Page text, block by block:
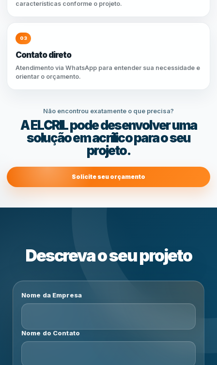
características conforme o projeto.
03
Contato direto
Atendimento via WhatsApp para entender sua necessidade e
orientar o orçamento.
Não encontrou exatamente o que precisa?
A ELCRIL pode desenvolver uma
solução em acrílico para o seu
projeto.
Solicite seu orçamento
Descreva o seu projeto
Nome da Empresa
Nome do Contato